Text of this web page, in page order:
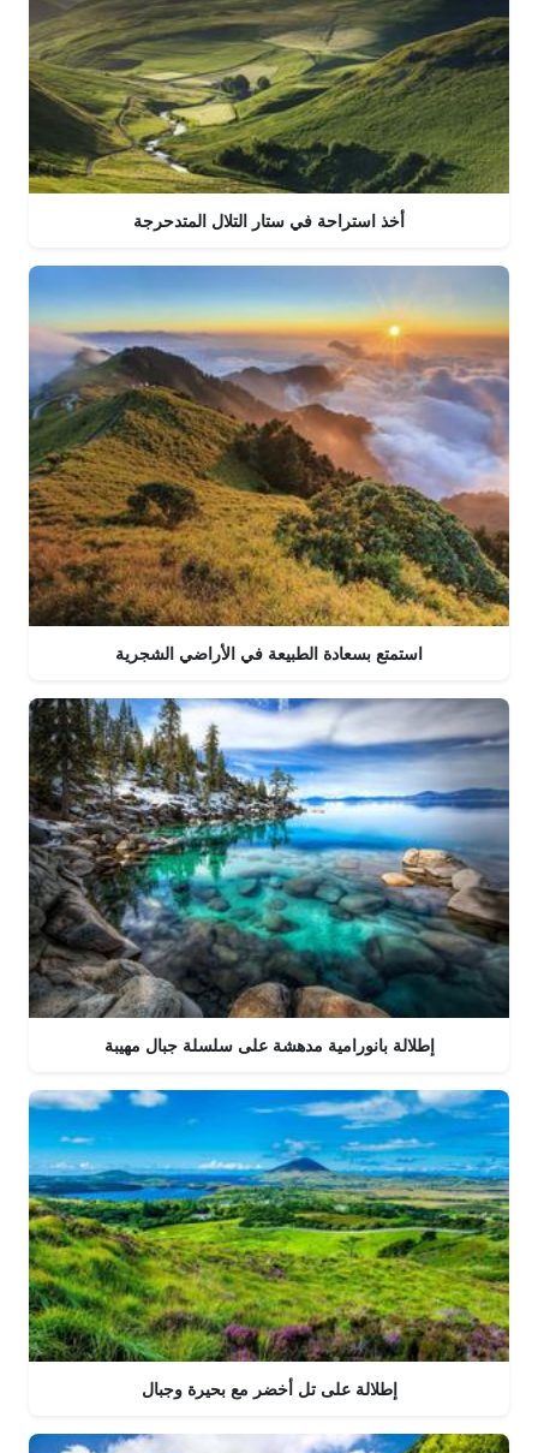
أخذ استراحة في ستار التلال المتدحرجة
استمتع بسعادة الطبيعة في الأراضي الشجرية
إطلالة بانورامية مدهشة على سلسلة جبال مهيبة
إطلالة على تل أخضر مع بحيرة وجبال